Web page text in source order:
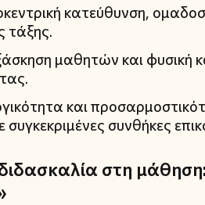
κατεύθυνση,
τάξης.
μαθητών και φυσική
και
συγκεκριμένες συνθήκες
στη